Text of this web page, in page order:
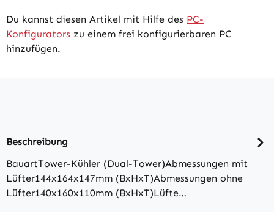
Du kannst diesen Artikel mit Hilfe des PC-
Konfigurators zu einem frei konfigurierbaren PC
hinzufügen.
Beschreibung
BauartTower-Kühler (Dual-Tower)Abmessungen mit
Lüfter144x164x147mm (BxHxT)Abmessungen ohne
Lüfter140x160x110mm (BxHxT)Lüfte…